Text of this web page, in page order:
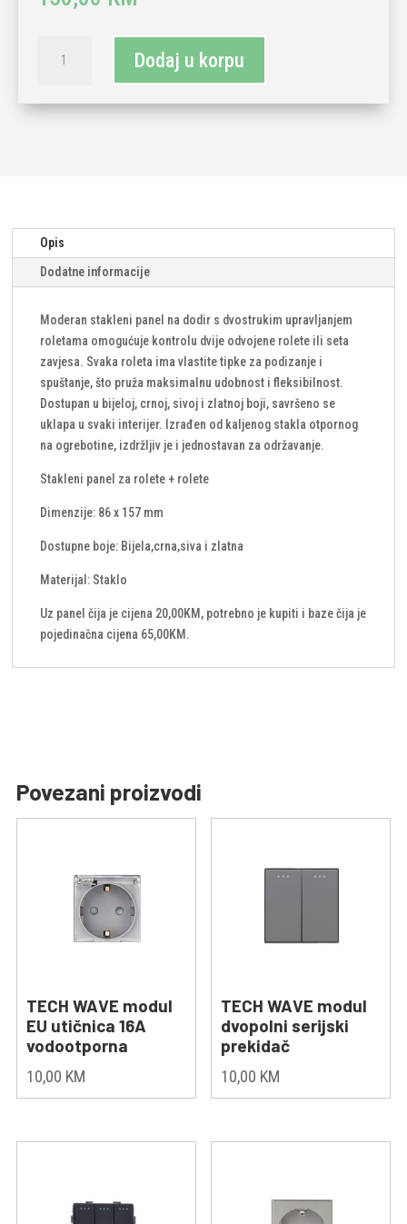
WAVE
dupli
baza
panel)
Dodaj u korpu
Opis
Dodatne informacije
Moderan stakleni panel na dodir s dvostrukim upravljanjem
roletama omogućuje kontrolu dvije odvojene rolete ili seta
zavjesa. Svaka roleta ima vlastite tipke za podizanje i
spuštanje, što pruža maksimalnu udobnost i fleksibilnost.
Dostupan u bijeloj, crnoj, sivoj i zlatnoj boji, savršeno se
uklapa u svaki interijer. Izrađen od kaljenog stakla otpornog
na ogrebotine, izdržljiv je i jednostavan za održavanje.
Stakleni panel za rolete + rolete
Dimenzije: 86 x 157 mm
Dostupne boje: Bijela,crna,siva i zlatna
Materijal: Staklo
Uz panel čija je cijena 20,00KM, potrebno je kupiti i baze čija je
pojedinačna cijena 65,00KM.
Povezani proizvodi
TECH WAVE modul
EU utičnica 16A
vodootporna
10,00 KM
TECH WAVE modul
dvopolni serijski
prekidač
10,00 KM